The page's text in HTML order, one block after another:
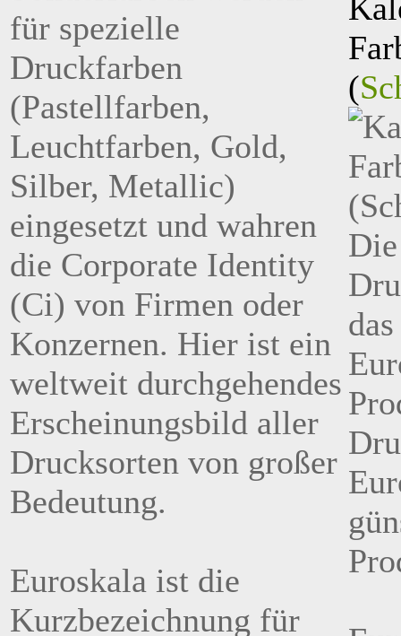
für spezielle
Druckfarben
(Pastellfarben,
Leuchtfarben, Gold,
Silber, Metallic)
eingesetzt und wahren
die Corporate Identity
(Ci) von Firmen oder
Konzernen. Hier ist ein
weltweit durchgehendes
Erscheinungsbild aller
Drucksorten von großer
Bedeutung.
Euroskala ist die
Kurzbezeichnung für
(